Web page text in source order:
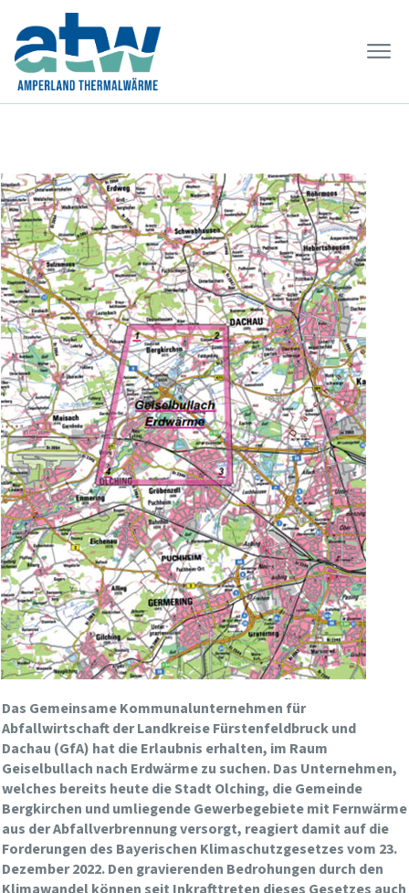
Das Gemeinsame Kommunalunternehmen für
Abfallwirtschaft der Landkreise Fürstenfeldbruck und
Dachau (GfA) hat die Erlaubnis erhalten, im Raum
Geiselbullach nach Erdwärme zu suchen. Das Unternehmen,
welches bereits heute die Stadt Olching, die Gemeinde
Bergkirchen und umliegende Gewerbegebiete mit Fernwärme
aus der Abfallverbrennung versorgt, reagiert damit auf die
Forderungen des Bayerischen Klimaschutzgesetzes vom 23.
Dezember 2022. Den gravierenden Bedrohungen durch den